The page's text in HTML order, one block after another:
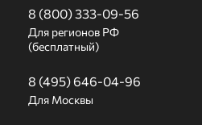
8 (800) 333-09-56
Для регионов РФ
(бесплатный)
8 (495) 646-04-96
Для Москвы